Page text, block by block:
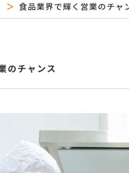
食品業界で輝く営業のチャ
のチャンス